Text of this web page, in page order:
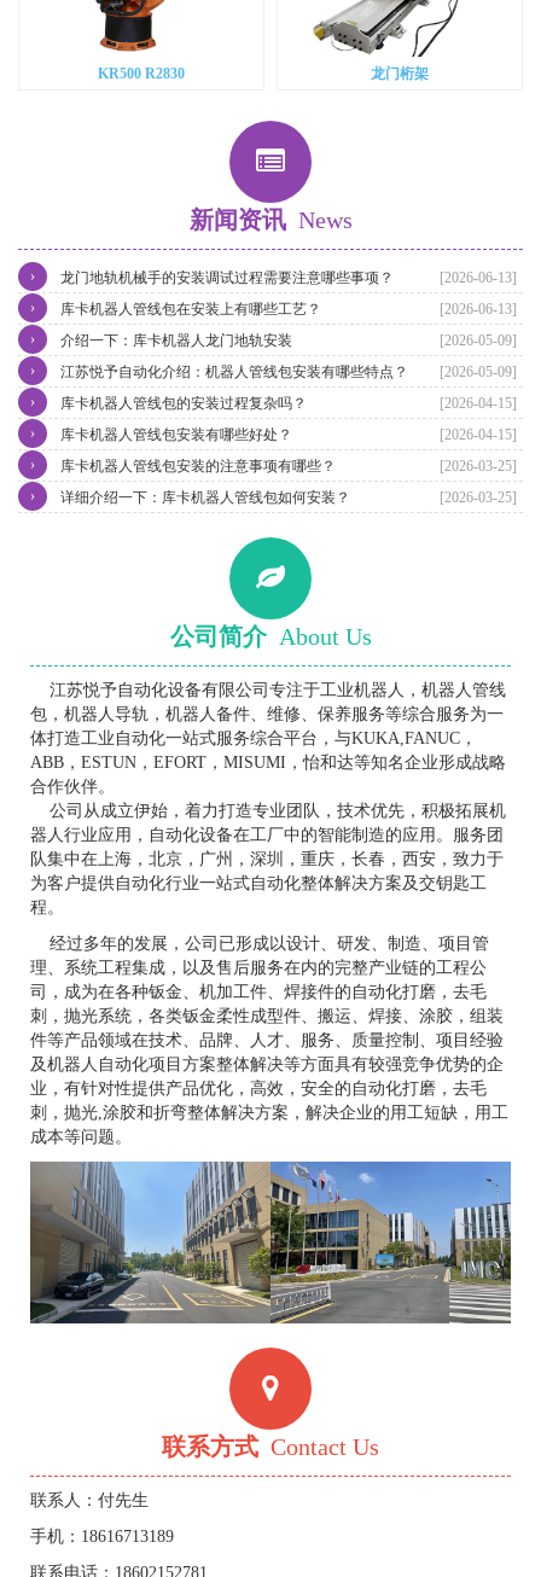
KR500 R2830 龙门桁架
新闻资讯 News
[2026-06-13]
龙门地轨机械手的安装调试过程需要注意哪些事项？
›
[2026-06-13]
库卡机器人管线包在安装上有哪些工艺？
›
[2026-05-09]
介绍一下：库卡机器人龙门地轨安装
›
[2026-05-09]
江苏悦予自动化介绍：机器人管线包安装有哪些特点？
›
[2026-04-15]
库卡机器人管线包的安装过程复杂吗？
›
[2026-04-15]
库卡机器人管线包安装有哪些好处？
›
[2026-03-25]
库卡机器人管线包安装的注意事项有哪些？
›
[2026-03-25]
详细介绍一下：库卡机器人管线包如何安装？
›
公司简介 About Us
江苏悦予自动化设备有限公司专注于工业机器人，机器人管线
包，机器人导轨，机器人备件、维修、保养服务等综合服务为一
体打造工业自动化一站式服务综合平台，与KUKA,FANUC，
ABB，ESTUN，EFORT，MISUMI，怡和达等知名企业形成战略
合作伙伴。
公司从成立伊始，着力打造专业团队，技术优先，积极拓展机
器人行业应用，自动化设备在工厂中的智能制造的应用。服务团
队集中在上海，北京，广州，深圳，重庆，长春，西安，致力于
为客户提供自动化行业一站式自动化整体解决方案及交钥匙工
程。
经过多年的发展，公司已形成以设计、研发、制造、项目管
理、系统工程集成，以及售后服务在内的完整产业链的工程公
司，成为在各种钣金、机加工件、焊接件的自动化打磨，去毛
刺，抛光系统，各类钣金柔性成型件、搬运、焊接、涂胶，组装
件等产品领域在技术、品牌、人才、服务、质量控制、项目经验
及机器人自动化项目方案整体解决等方面具有较强竞争优势的企
业，有针对性提供产品优化，高效，安全的自动化打磨，去毛
刺，抛光,涂胶和折弯整体解决方案，解决企业的用工短缺，用工
成本等问题。
联系方式 Contact Us
联系人：付先生
手机：18616713189
联系电话：18602152781